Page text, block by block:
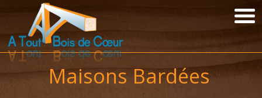
Maisons Bardées